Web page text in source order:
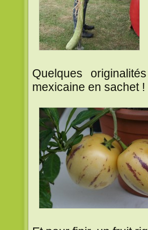
Quelques
mexicaine en sachet !